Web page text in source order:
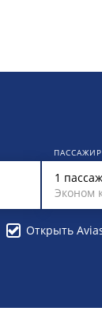
1
Эконом
Открыть